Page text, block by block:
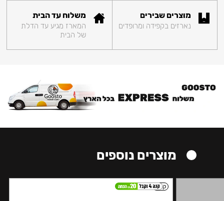
מוצרים שבירים
נארזים בקפידה ומרופדים
משלוח עד הבית
המארז מגיע עד הדלת
של הבית
מוצרים נוספים
קל